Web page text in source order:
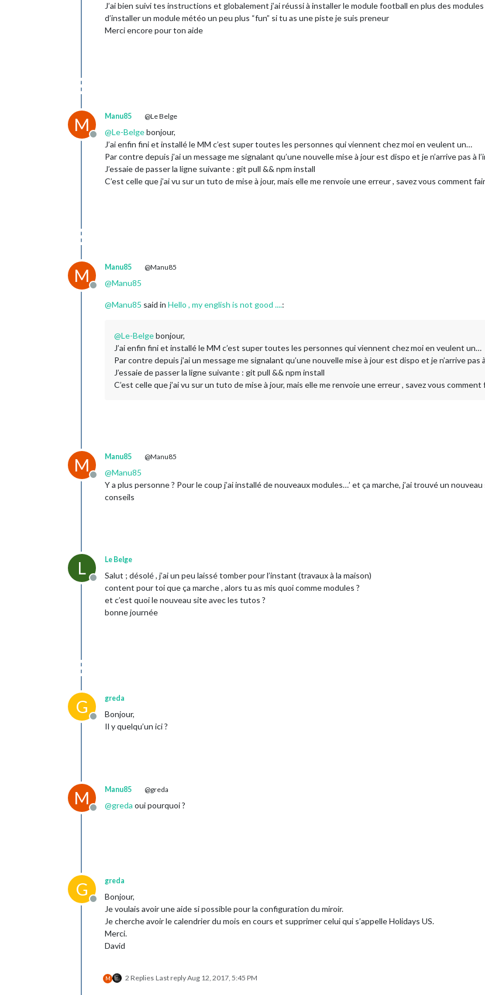
J’ai bien suivi tes instructions et globalement j’ai réussi à installer le module football en plus des
d’installer un module météo un peu plus “fun” si tu as une piste je suis preneur
Merci encore pour ton aide
M
Offline
Manu85 @Le Belge
@Le-Belgebonjour,
J’ai enfin fini et installé le MM c’est super toutes les personnes qui viennent chez moi en veulent un…
Par contre depuis j’ai un message me signalant qu’une nouvelle mise à jour est dispo et je n’arrive pas à
J’essaie de passer la ligne suivante : git pull && npm install
C’est celle que j’ai vu sur un tuto de mise à jour, mais elle me renvoie une erreur , savez vous comment
M
Offline
Manu85 @Manu85
@Manu85
@Manu85 said in Hello , my english is not good ....:
@Le-Belgebonjour,
J’ai enfin fini et installé le MM c’est super toutes les personnes qui viennent chez moi en veulent un…
Par contre depuis j’ai un message me signalant qu’une nouvelle mise à jour est dispo et je n’arrive pas
J’essaie de passer la ligne suivante : git pull && npm install
C’est celle que j’ai vu sur un tuto de mise à jour, mais elle me renvoie une erreur , savez vous
M
Offline
Manu85 @Manu85
@Manu85
Y a plus personne ? Pour le coup j’ai installé de nouveaux modules…’ et ça marche, j’ai trouvé un
conseils
L
Offline
Le Belge
Salut ; désolé , j’ai un peu laissé tomber pour l’instant (travaux à la maison)
content pour toi que ça marche , alors tu as mis quoi comme modules ?
et c’est quoi le nouveau site avec les tutos ?
bonne journée
G
Offline
greda
Bonjour,
Il y quelqu’un ici ?
M
Offline
Manu85 @greda
@greda oui pourquoi ?
G
Offline
greda
Bonjour,
Je voulais avoir une aide si possible pour la configuration du miroir.
Je cherche avoir le calendrier du mois en cours et supprimer celui qui s’appelle Holidays US.
Merci.
David
M 2 Replies Last replyAug 12, 2017, 5:45 PM